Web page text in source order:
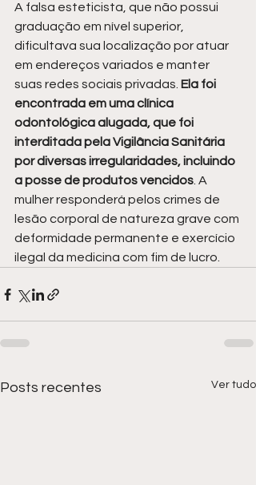
A falsa esteticista, que não possui
graduação em nível superior,
dificultava sua localização por atuar
em endereços variados e manter
suas redes sociais privadas. Ela foi
encontrada em uma clínica
odontológica alugada, que foi
interditada pela Vigilância Sanitária
por diversas irregularidades, incluindo
a posse de produtos vencidos. A
mulher responderá pelos crimes de
lesão corporal de natureza grave com
deformidade permanente e exercício
ilegal da medicina com fim de lucro.
Posts recentes Ver tudo